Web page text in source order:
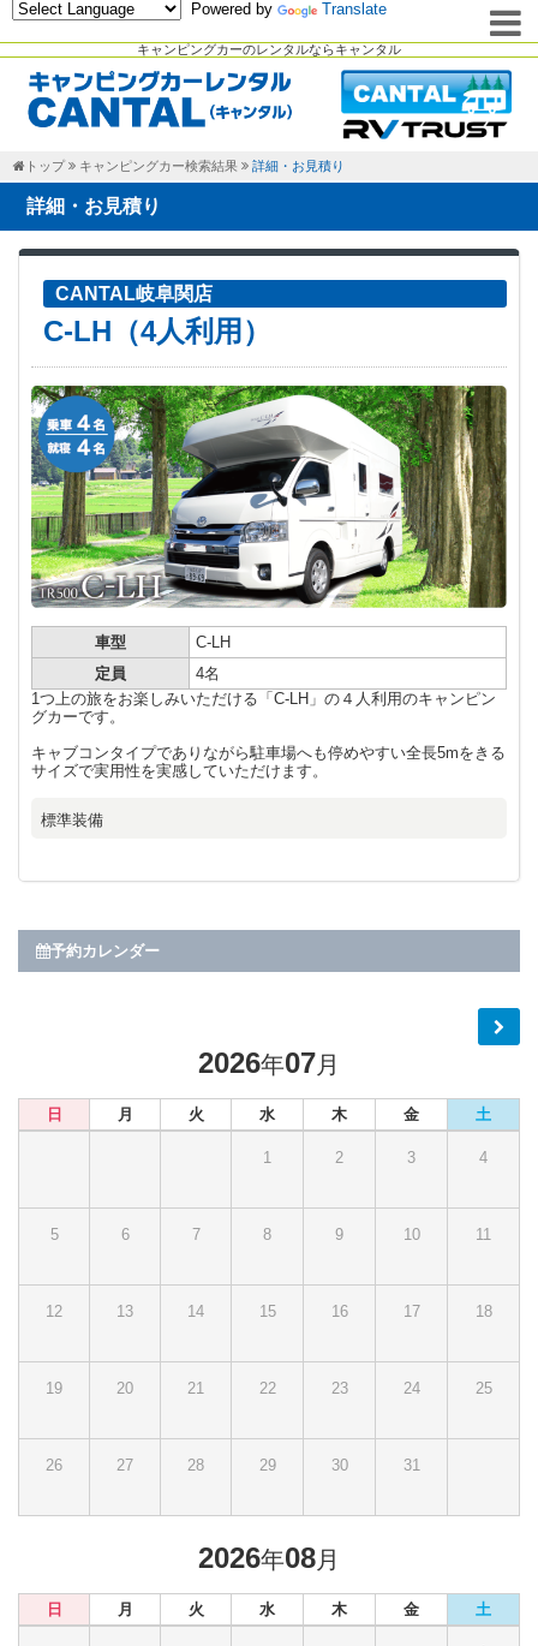
キャンピングカーのレンタルならキャンタル
Powered by Translate
トップ キャンピングカー検索結果 詳細・お見積り
詳細・お見積り
CANTAL岐阜関店
C-LH（4人利用）
車型
C-LH
定員
4名
1つ上の旅をお楽しみいただける「C-LH」の４人利用のキャンピン
グカーです。
キャブコンタイプでありながら駐車場へも停めやすい全長5mをきる
サイズで実用性を実感していただけます。
標準装備
予約カレンダー
2026年07月
日 月 火 水 木 金 土
1 2 3 4
5 6 7 8 9 10 11
12 13 14 15 16 17 18
19 20 21 22 23 24 25
26 27 28 29 30 31
2026年08月
日 月 火 水 木 金 土